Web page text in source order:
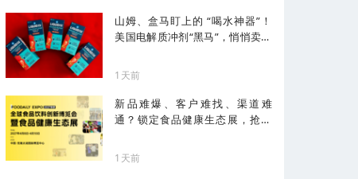
山姆、盒马盯上的 “喝水神器”！
美国电解质冲剂“黑马”，悄悄卖了
1天前
新品难爆、客户难找、渠道难
通？锁定食品健康生态展，抢占
1天前